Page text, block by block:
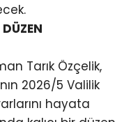
Tarık Özçelik,
2026/5 Valilik
hayata